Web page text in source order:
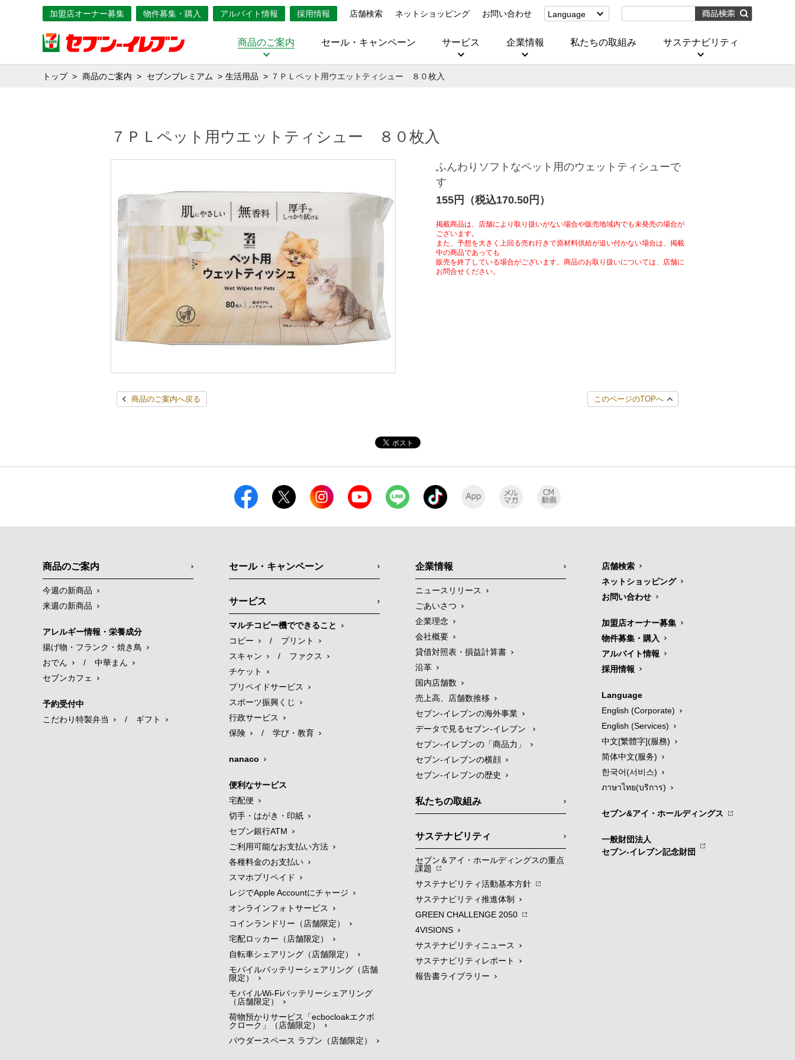
加盟店オーナー募集 物件募集・購入 アルバイト情報 採用情報 店舗検索 ネットショッピング お問い合わせ
Language
(Corporate)
商品のご案内 セール・キャンペーン サービス 企業情報 私たちの取組み サステナビリティ
トップ 商品のご案内 セブンプレミアム 生活用品 ７ＰＬペット用ウエットティシュー ８０枚入
７ＰＬペット用ウエットティシュー ８０枚入
ふんわりソフトなペット用のウェットティシューで
す
155円（税込170.50円）
掲載商品は、店舗により取り扱いがない場合や販売地域内でも未発売の場合が
ございます。
また、予想を大きく上回る売れ行きで原材料供給が追い付かない場合は、掲載
中の商品であっても
販売を終了している場合がございます。商品のお取り扱いについては、店舗に
お問合せください。
商品のご案内へ戻る このページのTOPへ
商品のご案内
今週の新商品
来週の新商品
アレルギー情報・栄養成分
揚げ物・フランク・焼き鳥
おでん
/
中華まん
セブンカフェ
予約受付中
こだわり特製弁当
/ ギフト
セール・キャンペーン
サービス
マルチコピー機でできること
コピー
/
プリント
スキャン
/
ファクス
チケット
プリペイドサービス
スポーツ振興くじ
行政サービス
保険
/ 学び・教育
nanaco
便利なサービス
宅配便
切手・はがき・印紙
セブン銀行ATM
ご利用可能なお支払い方法
各種料金のお支払い
スマホプリペイド
レジでApple Accountにチャージ
オンラインフォトサービス
コインランドリー（店舗限定）
宅配ロッカー（店舗限定）
自転車シェアリング（店舗限定）
モバイルバッテリーシェアリング（店舗
限定）
モバイルWi-Fiバッテリーシェアリング
（店舗限定）
荷物預かりサービス「ecbocloakエクボ
クローク」（店舗限定）
パウダースペース ラブン（店舗限定）
企業情報
ニュースリリース
ごあいさつ
企業理念
会社概要
貸借対照表・損益計算書
沿革
国内店舗数
売上高、店舗数推移
セブン‐イレブンの海外事業
データで見るセブン‐イレブン
セブン‐イレブンの「商品力」
セブン-イレブンの横顔
セブン-イレブンの歴史
私たちの取組み
サステナビリティ
セブン＆アイ・ホールディングスの重点
課題
サステナビリティ活動基本方針
サステナビリティ推進体制
GREEN CHALLENGE 2050
4VISIONS
サステナビリティニュース
サステナビリティレポート
報告書ライブラリー
店舗検索
ネットショッピング
お問い合わせ
加盟店オーナー募集
物件募集・購入
アルバイト情報
採用情報
Language
English (Corporate)
English (Services)
中文[繁體字](服務)
简体中文(服务)
한국어(서비스)
ภาษาไทย(บริการ)
セブン&アイ・ホールディングス
一般財団法人
セブン-イレブン記念財団